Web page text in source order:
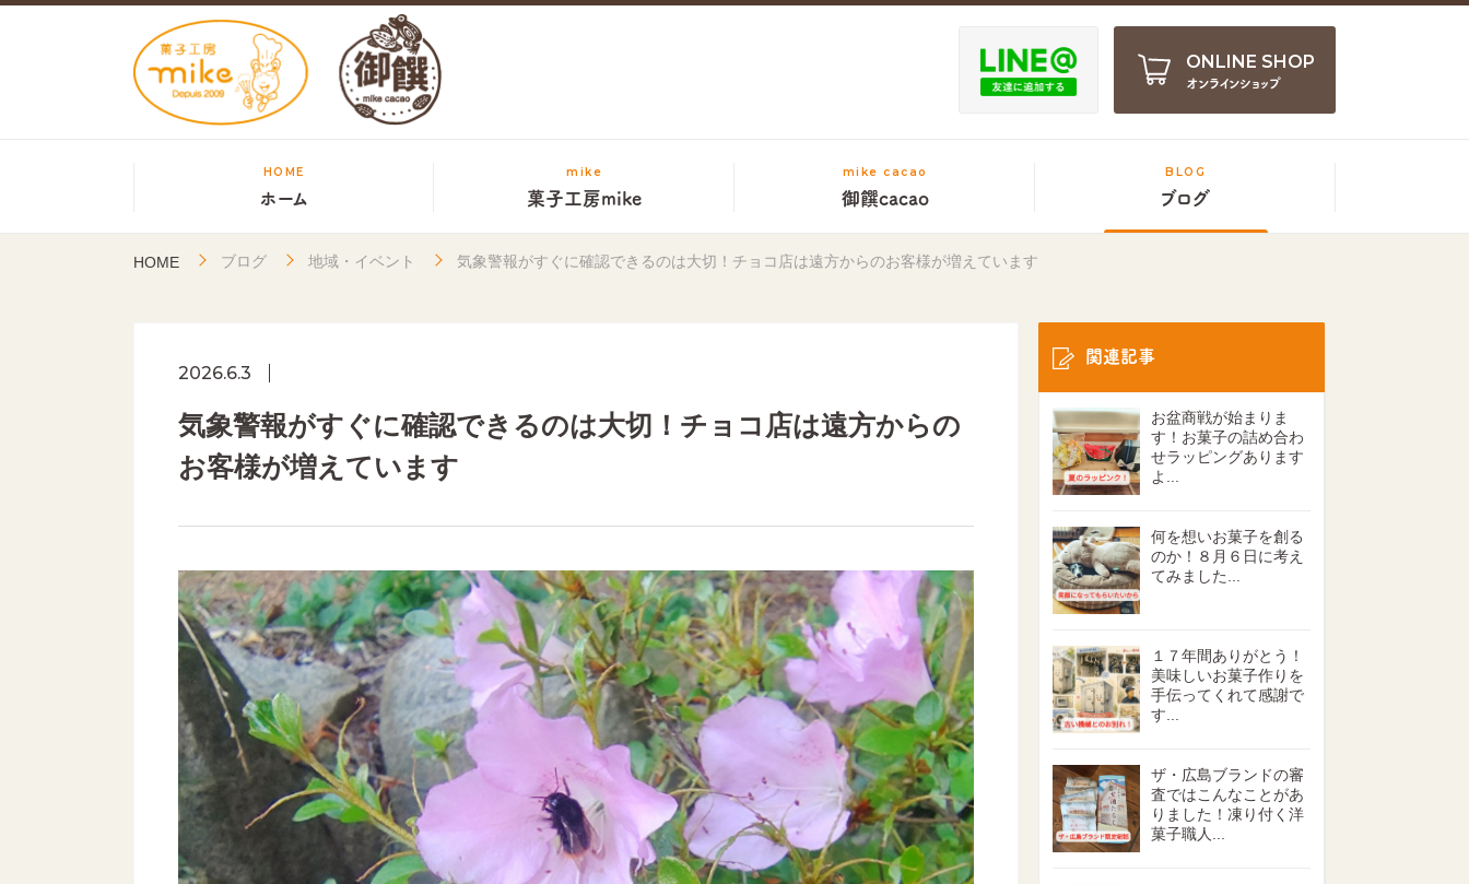
ONLINE SHOP
オンラインショップ
HOME
ホーム
mike
菓子工房mike
mike cacao
御饌cacao
BLOG
ブログ
HOME ブログ 地域・イベント 気象警報がすぐに確認できるのは大切！チョコ店は遠方からのお客様が増えています
2026.6.3
気象警報がすぐに確認できるのは大切！チョコ店は遠方からの
お客様が増えています
関連記事
お盆商戦が始まりま
す！お菓子の詰め合わ
せラッピングあります
よ...
何を想いお菓子を創る
のか！８月６日に考え
てみました...
１７年間ありがとう！
美味しいお菓子作りを
手伝ってくれて感謝で
す...
ザ・広島ブランドの審
査ではこんなことがあ
りました！凍り付く洋
菓子職人...